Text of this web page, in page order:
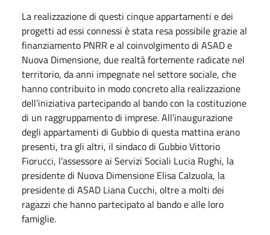
La realizzazione di questi cinque appartamenti e dei
progetti ad essi connessi è stata resa possibile grazie al
finanziamento PNRR e al coinvolgimento di ASAD e
Nuova Dimensione, due realtà fortemente radicate nel
territorio, da anni impegnate nel settore sociale, che
hanno contribuito in modo concreto alla realizzazione
dell’iniziativa partecipando al bando con la costituzione
di un raggruppamento di imprese. All’inaugurazione
degli appartamenti di Gubbio di questa mattina erano
presenti, tra gli altri, il sindaco di Gubbio Vittorio
Fiorucci, l’assessore ai Servizi Sociali Lucia Rughi, la
presidente di Nuova Dimensione Elisa Calzuola, la
presidente di ASAD Liana Cucchi, oltre a molti dei
ragazzi che hanno partecipato al bando e alle loro
famiglie.